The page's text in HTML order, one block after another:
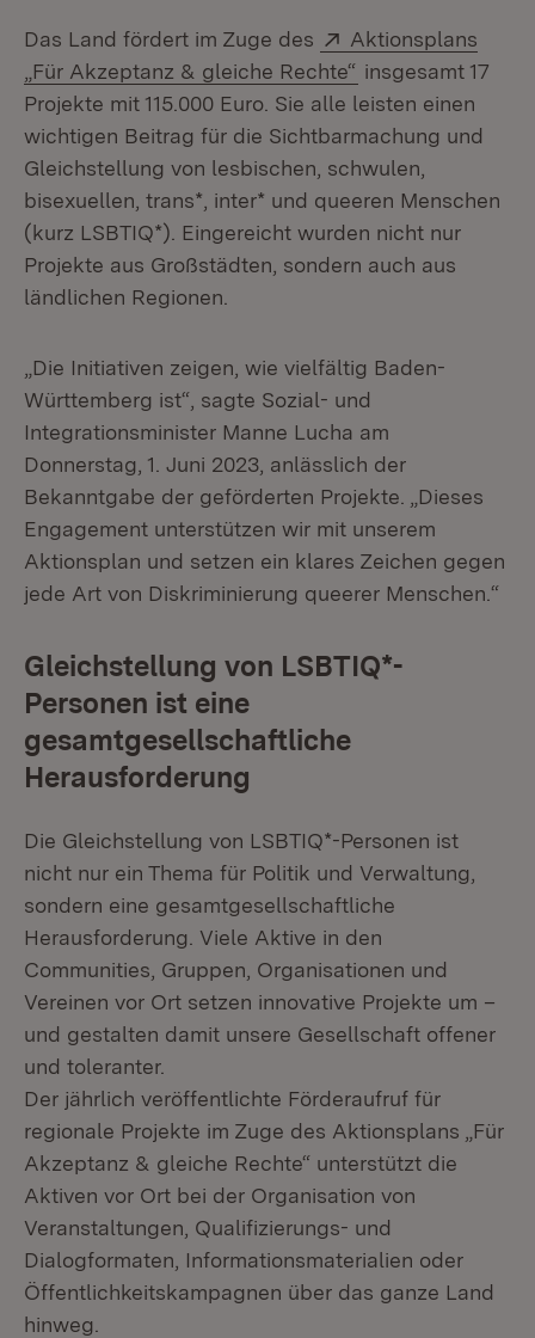
Das Land fördert im Zuge des Extern:
Aktionsplans
„Für Akzeptanz & gleiche Rechte“ (Öffnet in neuem
insgesamt 17
Projekte mit 115.000 Euro. Sie alle leisten einen
wichtigen Beitrag für die Sichtbarmachung und
Gleichstellung von lesbischen, schwulen,
bisexuellen, trans*, inter* und queeren Menschen
(kurz LSBTIQ*). Eingereicht wurden nicht nur
Projekte aus Großstädten, sondern auch aus
ländlichen Regionen.
„Die Initiativen zeigen, wie vielfältig Baden-
Württemberg ist“, sagte Sozial- und
Integrationsminister Manne Lucha am
Donnerstag, 1. Juni 2023, anlässlich der
Bekanntgabe der geförderten Projekte. „Dieses
Engagement unterstützen wir mit unserem
Aktionsplan und setzen ein klares Zeichen gegen
jede Art von Diskriminierung queerer Menschen.“
Gleichstellung von LSBTIQ*-
Personen ist eine
gesamtgesellschaftliche
Herausforderung
Die Gleichstellung von LSBTIQ*-Personen ist
nicht nur ein Thema für Politik und Verwaltung,
sondern eine gesamtgesellschaftliche
Herausforderung. Viele Aktive in den
Communities, Gruppen, Organisationen und
Vereinen vor Ort setzen innovative Projekte um –
und gestalten damit unsere Gesellschaft offener
und toleranter.
Der jährlich veröffentlichte Förderaufruf für
regionale Projekte im Zuge des Aktionsplans „Für
Akzeptanz & gleiche Rechte“ unterstützt die
Aktiven vor Ort bei der Organisation von
Veranstaltungen, Qualifizierungs- und
Dialogformaten, Informationsmaterialien oder
Öffentlichkeitskampagnen über das ganze Land
hinweg.